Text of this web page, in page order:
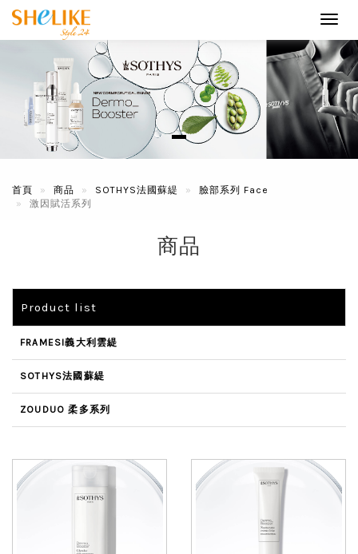
首頁 商品 SOTHYS法國蘇緹
臉部系列 Face
激因賦活系列
商品
Product list
FRAMESI義大利雲緹
SOTHYS法國蘇緹
ZOUDUO 柔多系列